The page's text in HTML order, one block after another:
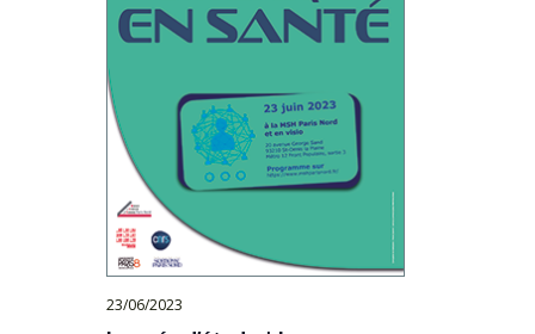
23/06/2023